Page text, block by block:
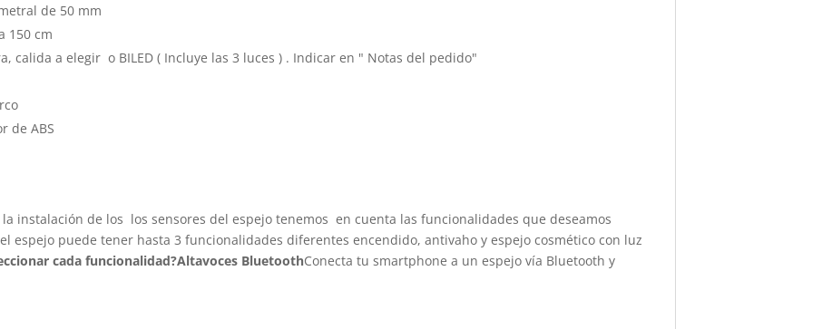
de 50 mm
150 cm
calida a elegir o BILED ( Incluye las 3 luces ) . Indicar en " Notas del pedido"
de ABS
la instalación de los los sensores del espejo tenemos en cuenta las funcionalidades que deseamos
espejo puede tener hasta 3 funcionalidades diferentes encendido, antivaho y espejo cosmético con luz
cada funcionalidad?Altavoces BluetoothConecta tu smartphone a un espejo vía Bluetooth y